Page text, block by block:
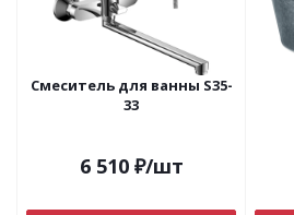
Смеситель для ванны S35-
33
6 510₽/шт